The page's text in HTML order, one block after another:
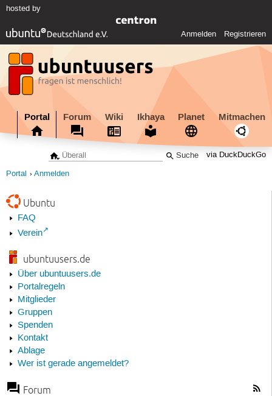
hosted by
Anmelden Registrieren
Portal Forum Wiki Ikhaya Planet Mitmachen
via DuckDuckGo
Portal Anmelden
Ubuntu
FAQ
Verein
ubuntuusers.de
Über ubuntuusers.de
Portalregeln
Mitglieder
Gruppen
Spenden
Kontakt
Ablage
Wer ist gerade angemeldet?
Forum